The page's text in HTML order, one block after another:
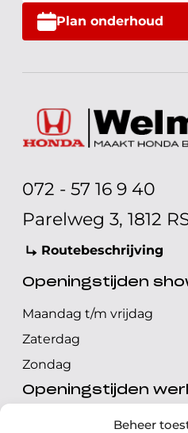
Beheer
Plan onderhoud
072 - 57 16 9 40
Parelweg 3, 1812
Routebeschrijving
Openingstijden
Maandag t/m vrijdag
Zaterdag
Zondag
Openingstijden
Maandag t/m vrijdag